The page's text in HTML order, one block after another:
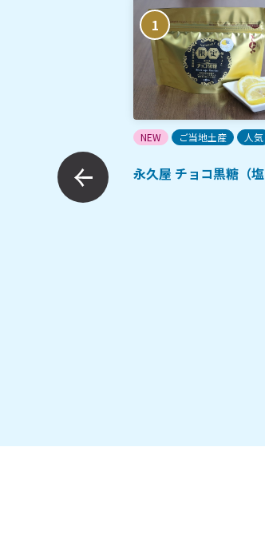
和牛・黒豚焼肉
1
NEW ご当地土産 人気
永久屋 チョコ黒糖（塩